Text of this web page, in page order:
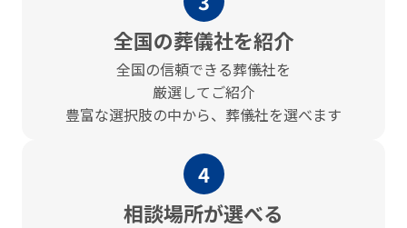
全国の葬儀社を紹介
全国の信頼できる葬儀社を
厳選してご紹介
豊富な選択肢の中から、葬儀社を選べます
4
相談場所が選べる